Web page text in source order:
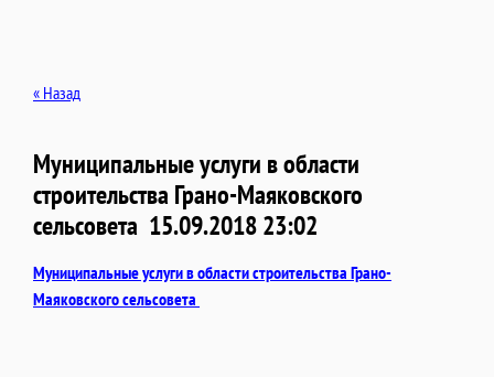
« Назад
Муниципальные услуги в области
строительства Грано-Маяковского
сельсовета 15.09.2018 23:02
Муниципальные услуги в области строительства Грано-
Маяковского сельсовета